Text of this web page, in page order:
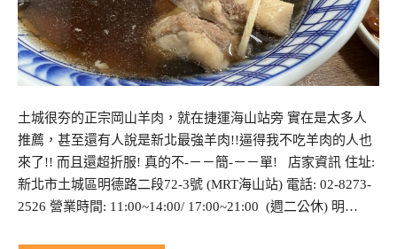
土城很夯的正宗岡山羊肉，就在捷運海山站旁 實在是太多人
推薦，甚至還有人說是新北最強羊肉!!逼得我不吃羊肉的人也
來了!! 而且還超折服! 真的不-－－簡-－－單! 店家資訊 住址:
新北市土城區明德路二段72-3號 (MRT海山站) 電話: 02-8273-
2526 營業時間: 11:00~14:00/ 17:00~21:00 (週二公休) 明…